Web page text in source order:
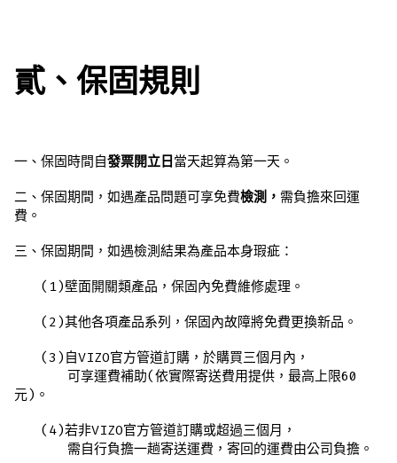
貳、保固規則
一、保固時間自發票開立日 當天起算為第一天。
二、保固期間，如遇產品問題可享免費檢測， 需負擔來回運
費。
三、保固期間，如遇檢測結果為產品本身瑕疵：
(1)壁面開關類產品，保固內免費維修處理。
(2)其他各項產品系列，保固內故障將免費更換新品。
(3)自VIZO官方管道訂購，於購買三個月內，
可享運費補助(依實際寄送費用提供，最高上限60
元)。
(4)若非VIZO官方管道訂購或超過三個月，
需自行負擔一趟寄送運費，寄回的運費由公司負擔。